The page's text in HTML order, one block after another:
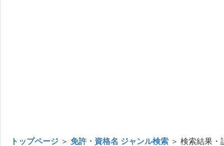
トップページ ＞ 免許・資格名 ジャンル検索 ＞ 検索結果・